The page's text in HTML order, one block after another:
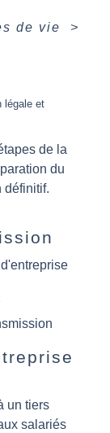
de vie
>
légale et
de la
du
définitif.
un tiers
salariés